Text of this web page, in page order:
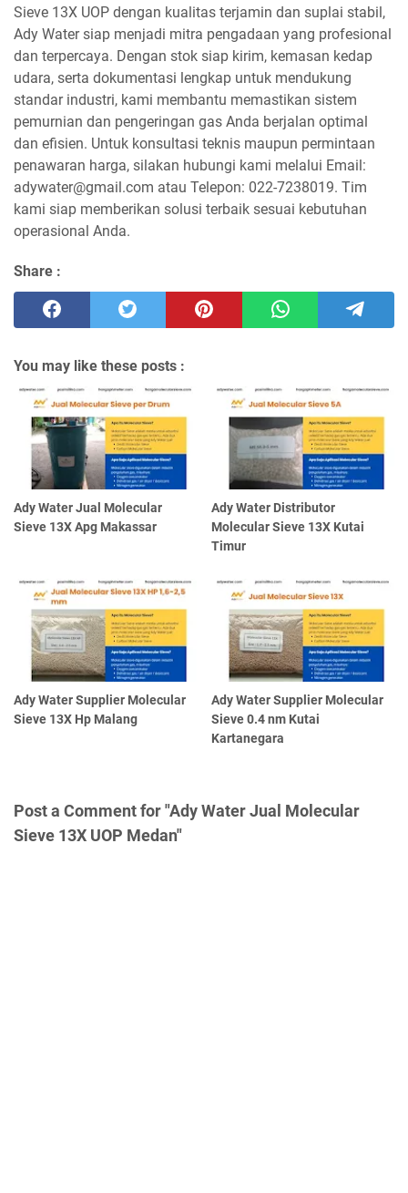
Sieve 13X UOP dengan kualitas terjamin dan suplai stabil,
Ady Water siap menjadi mitra pengadaan yang profesional
dan terpercaya. Dengan stok siap kirim, kemasan kedap
udara, serta dokumentasi lengkap untuk mendukung
standar industri, kami membantu memastikan sistem
pemurnian dan pengeringan gas Anda berjalan optimal
dan efisien. Untuk konsultasi teknis maupun permintaan
penawaran harga, silakan hubungi kami melalui Email:
adywater@gmail.com atau Telepon: 022-7238019. Tim
kami siap memberikan solusi terbaik sesuai kebutuhan
operasional Anda.
Share :
You may like these posts :
Ady Water Jual Molecular
Sieve 13X Apg Makassar
Ady Water Distributor
Molecular Sieve 13X Kutai
Timur
Ady Water Supplier Molecular
Sieve 13X Hp Malang
Ady Water Supplier Molecular
Sieve 0.4 nm Kutai
Kartanegara
Post a Comment for "Ady Water Jual Molecular
Sieve 13X UOP Medan"